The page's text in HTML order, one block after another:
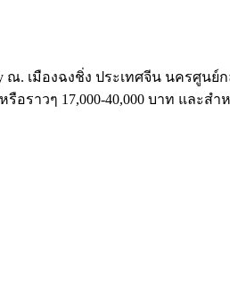
องฉงชิ่ง ประเทศจีน นครศูนย์ก
อราวๆ 17,000-40,000 บาท แล